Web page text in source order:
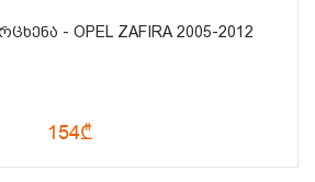
- OPEL ZAFIRA 2005-2012
154₾